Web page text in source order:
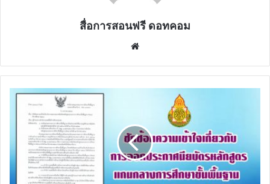
สื่อการสอนฟรี ดอทคอม
ซัก
กับ